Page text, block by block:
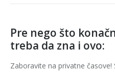
Pre nego što
treba da zna i ovo:
Zaboravite na privatne